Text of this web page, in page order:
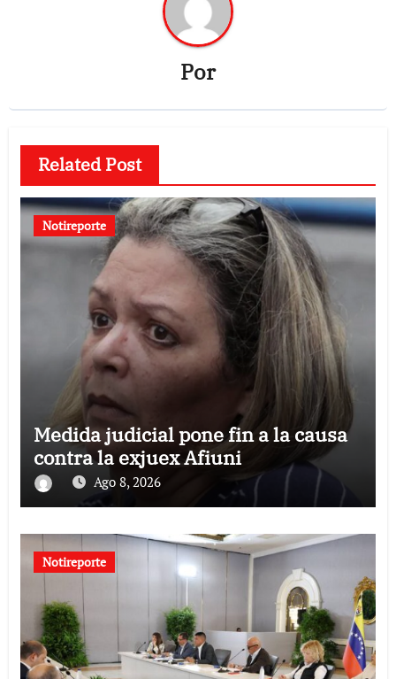
Por
Related Post
Notireporte
Medida judicial pone fin a la causa
contra la exjuex Afiuni
Ago 8, 2026
Notireporte